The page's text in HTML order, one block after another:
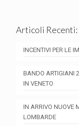
Articoli Recenti:
INCENTIVI PER LE
BANDO ARTIGIANI
IN VENETO
IN ARRIVO NUOVE
LOMBARDE